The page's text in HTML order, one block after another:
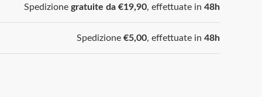
Spedizione gratuite da €19,90, effettuate in 48h
Spedizione €5,00, effettuate in 48h